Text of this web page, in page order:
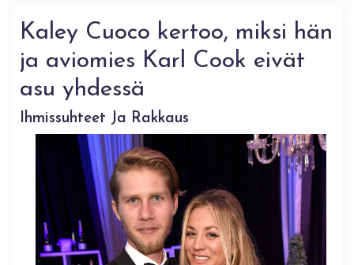
Kaley Cuoco kertoo, miksi hän
ja aviomies Karl Cook eivät
asu yhdessä
Ihmissuhteet Ja Rakkaus